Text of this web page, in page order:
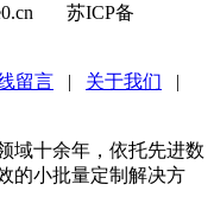
苏ICP备
留言 | 关于我们 |
域十余年，依托先进数
的小批量定制解决方